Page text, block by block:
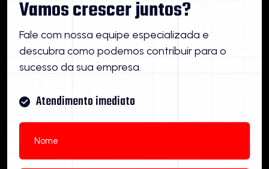
Vamos crescer juntos?
Fale com nossa equipe especializada e
descubra como podemos contribuir para o
sucesso da sua empresa.
Atendimento imediato